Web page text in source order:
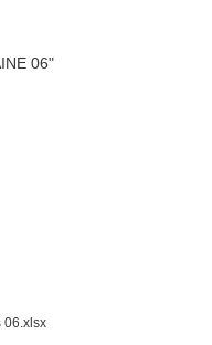
allergènes 06.xlsx